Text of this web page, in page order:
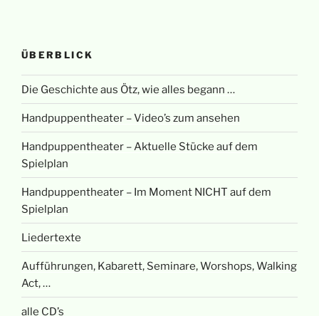
ÜBERBLICK
Die Geschichte aus Ötz, wie alles begann …
Handpuppentheater – Video’s zum ansehen
Handpuppentheater – Aktuelle Stücke auf dem
Spielplan
Handpuppentheater – Im Moment NICHT auf dem
Spielplan
Liedertexte
Aufführungen, Kabarett, Seminare, Worshops, Walking
Act, …
alle CD’s